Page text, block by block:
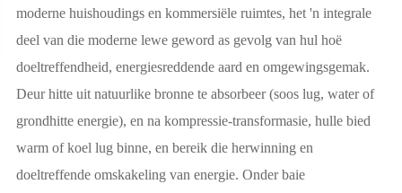
moderne huishoudings en kommersiële ruimtes, het 'n integrale
deel van die moderne lewe geword as gevolg van hul hoë
doeltreffendheid, energiesreddende aard en omgewingsgemak.
Deur hitte uit natuurlike bronne te absorbeer (soos lug, water of
grondhitte energie), en na kompressie-transformasie, hulle bied
warm of koel lug binne, en bereik die herwinning en
doeltreffende omskakeling van energie. Onder baie